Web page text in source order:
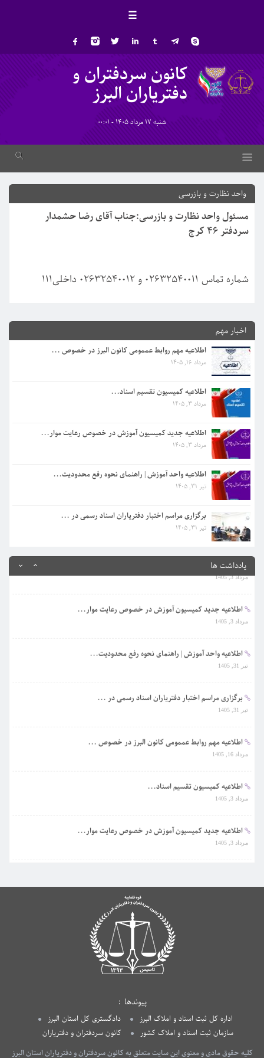
☰
کانون سردفتران و
دفتریاران البرز
شنبه 17 مرداد 1405 - 00:01
واحد نظارت و بازرسی
مسئول واحد نظارت و بازرسی:جناب آقای رضا حشمدار
سردفتر 46 کرج
شماره تماس 02632540011 و 02632540012 داخلی111
اخبار مهم
اطلاعیه مهم روابط عممومی کانون البرز در خصوص ...
مرداد 16, 1405
اطلاعیه کمیسیون تقسیم اسناد...
مرداد 3, 1405
اطلاعیه جدید کمیسیون آموزش در خصوص رعایت موار...
مرداد 3, 1405
اطلاعیه واحد آموزش | راهنمای نحوه رفع محدودیت...
تیر 31, 1405
برگزاری مراسم اختبار دفتریاران اسناد رسمی در ...
تیر 31, 1405
یادداشت ها
اطلاعیه کمیسیون تقسیم اسناد...
مرداد 3, 1405
اطلاعیه جدید کمیسیون آموزش در خصوص رعایت موار...
اطلاعیه واحد آموزش | راهنمای نحوه رفع محدودیت...
تیر 31, 1405
تیر 31, 1405
مرداد 16, 1405
مرداد 3, 1405
مرداد 3, 1405
تیر 31, 1405
تیر 31, 1405
مرداد 16, 1405
مرداد 3, 1405
مرداد 3, 1405
پیوندها
اداره کل ثبت اسناد و املاک البرز
دادگستری کل استان البرز
سازمان ثبت اسناد و املاک کشور
کانون سردفتران و دفتریاران
کلیه حقوق مادی و معنوی این سایت متعلق به کانون سردفتران و دفتریاران استان البرز